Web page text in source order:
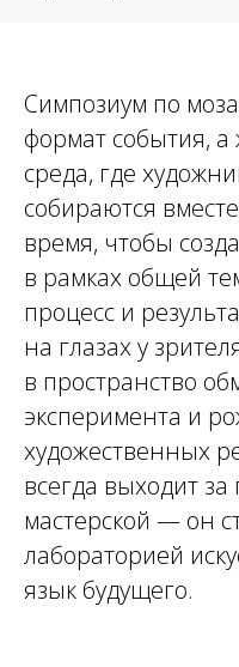
Симпозиум по
формат события, а
среда, где
собираются
время, чтобы
в рамках общей
процесс и
на глазах у
в пространство
эксперимента и
художественных
всегда выходит
мастерской — он
лабораторией
язык будущего.